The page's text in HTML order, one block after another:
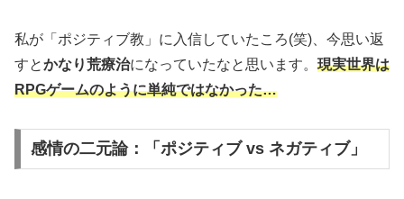
私が「ポジティブ教」に入信していたころ(笑)、今思い返
すとかなり荒療治になっていたなと思います。 現実世界は
RPGゲームのように単純ではなかった…
感情の二元論：「ポジティブ vs ネガティブ」